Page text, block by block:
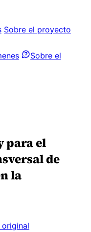
Sobre el proyecto
Sobre el
para el
de
la